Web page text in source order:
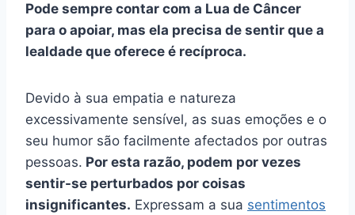
Pode sempre contar com a Lua de Câncer
para o apoiar, mas ela precisa de sentir que a
lealdade que oferece é recíproca.
Devido à sua empatia e natureza
excessivamente sensível, as suas emoções e o
seu humor são facilmente afectados por outras
pessoas. Por esta razão, podem por vezes
sentir-se perturbados por coisas
insignificantes. Expressam a sua sentimentos